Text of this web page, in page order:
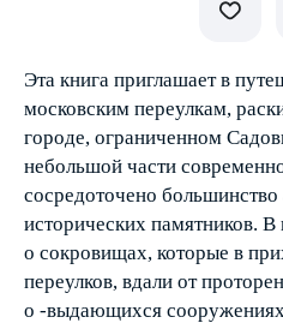
Эта книга приглашает в
московским переулкам,
городе, ограниченном
небольшой части
сосредоточено
исторических памятников. В
о сокровищах, которые в
переулков, вдали от
о -выдающихся